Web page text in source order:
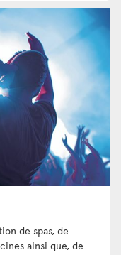
de spas, de
ainsi que, de